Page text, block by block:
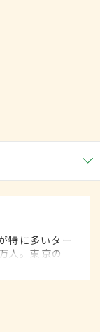
特に多いター
人。東京の
宅街と再開発
多く進出して